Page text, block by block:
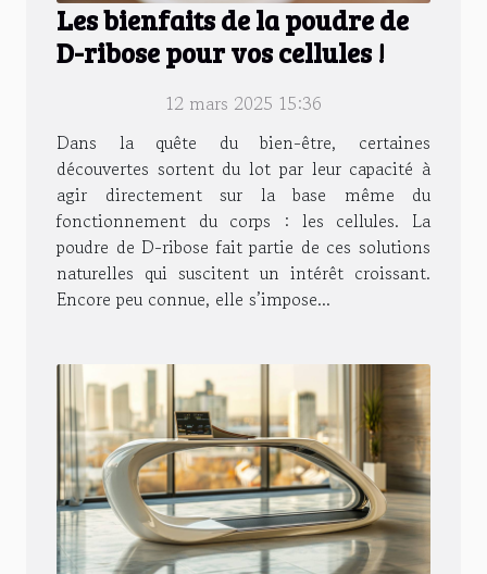
Les bienfaits de la poudre de
D-ribose pour vos cellules !
12 mars 2025 15:36
Dans la quête du bien-être, certaines
découvertes sortent du lot par leur capacité à
agir directement sur la base même du
fonctionnement du corps : les cellules. La
poudre de D-ribose fait partie de ces solutions
naturelles qui suscitent un intérêt croissant.
Encore peu connue, elle s’impose...